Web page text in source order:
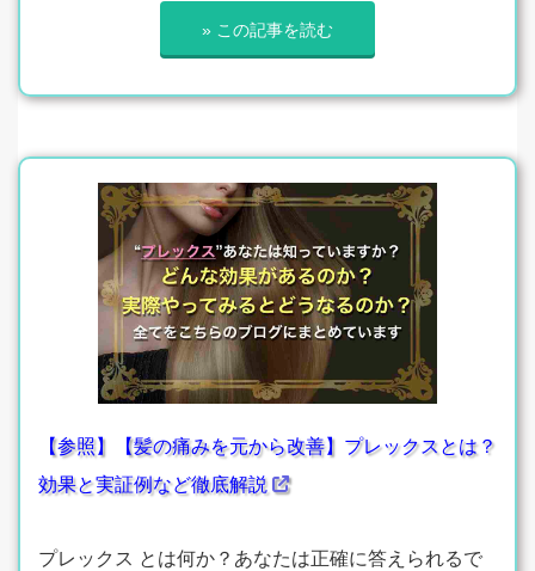
» この記事を読む
【参照】【髪の痛みを元から改善】プレックスとは？
効果と実証例など徹底解説
プレックス とは何か？あなたは正確に答えられるで